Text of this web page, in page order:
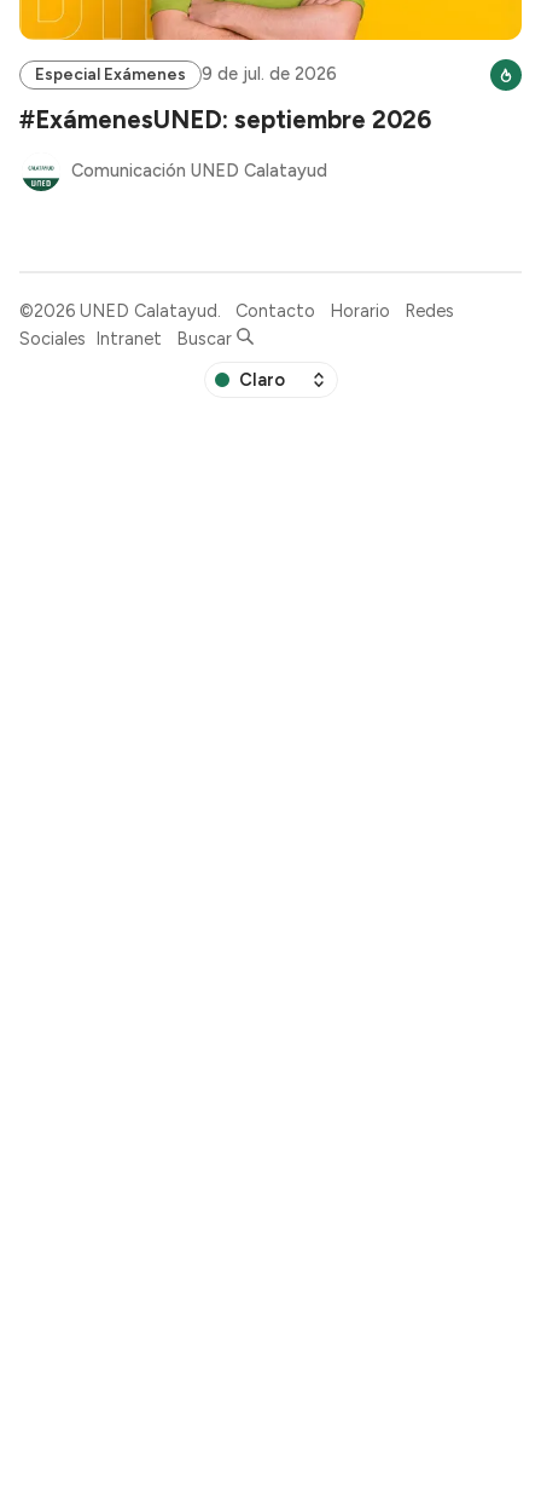
Especial Exámenes 9 de jul. de 2026
#ExámenesUNED: septiembre 2026
Comunicación UNED Calatayud
©2026 UNED Calatayud. Contacto Horario
Redes
Sociales Intranet Buscar